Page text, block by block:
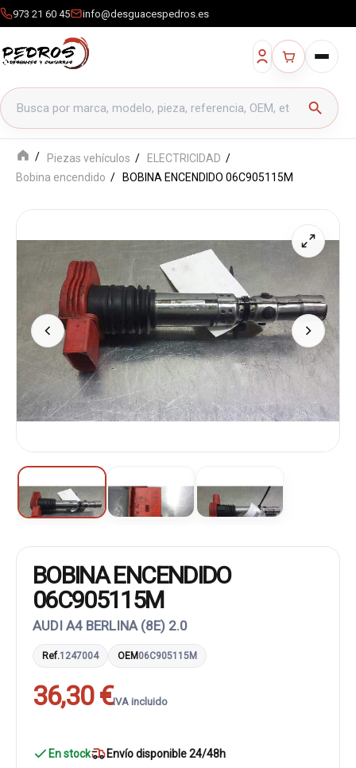
973 21 60 45 info@desguacespedros.es
Buscar productos
search
Piezas vehículos
ELECTRICIDAD
Bobina encendido
BOBINA ENCENDIDO 06C905115M
BOBINA ENCENDIDO
06C905115M
AUDI A4 BERLINA (8E) 2.0
Ref.1247004 OEM06C905115M
36,30 €IVA incluido
En stock Envío disponible 24/48h